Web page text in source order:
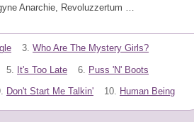
Anarchie, Revoluzzertum …
3. Who Are The Mystery Girls?
5. It's Too Late 6. Puss 'N' Boots
Don't Start Me Talkin' 10. Human Being